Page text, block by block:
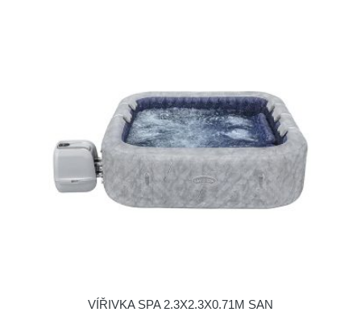
VÍŘIVKA SPA 2.3X2.3X0.71M SAN